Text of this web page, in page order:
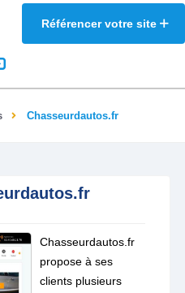
Référencer votre site
Chasseurdautos.fr
Chasseurdautos.fr
propose à ses
clients plusieurs